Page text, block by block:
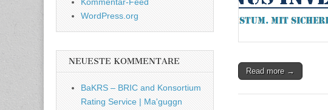
Read more →
WordPress.org
NEUESTE KOMMENTARE
BaKRS – BRIC and Konsortium
Rating Service | Ma'guggn